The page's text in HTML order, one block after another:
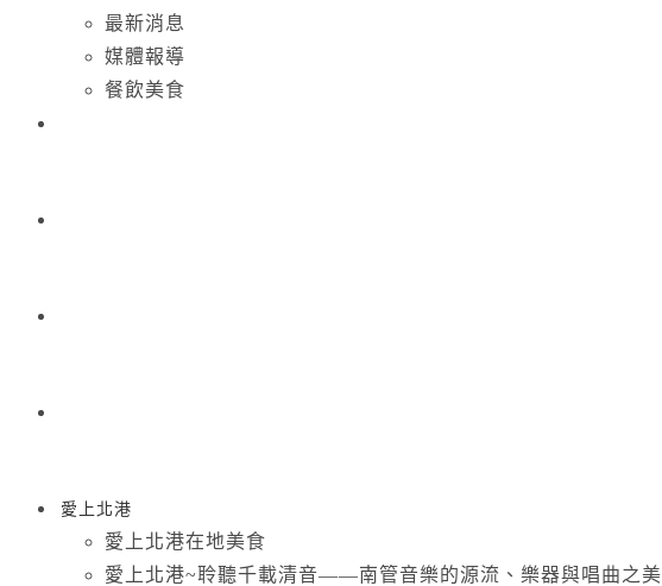
最新消息
媒體報導
餐飲美食
愛上北港
愛上北港在地美食
愛上北港~聆聽千載清音——南管音樂的源流、樂器與唱曲之美